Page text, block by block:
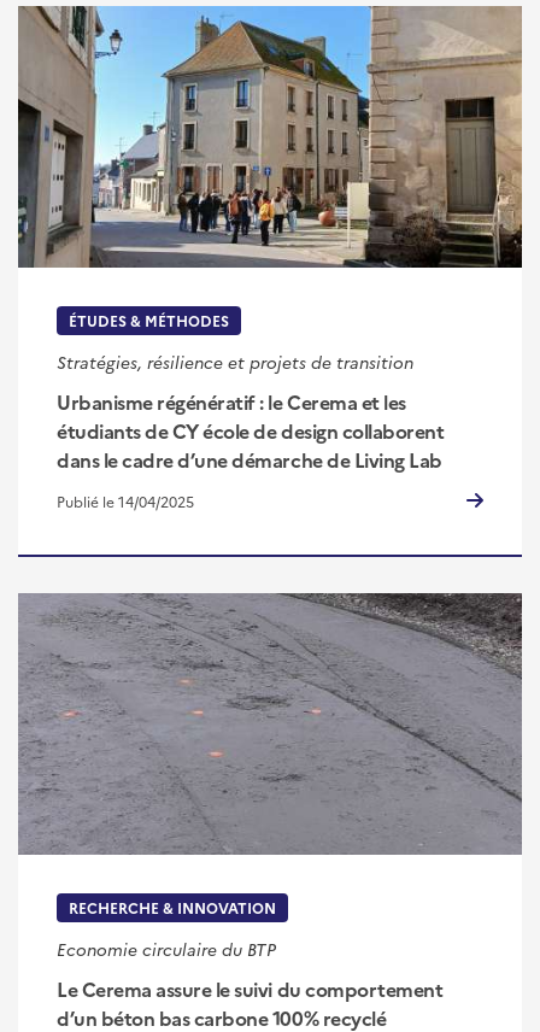
ÉTUDES & MÉTHODES
Stratégies, résilience et projets de transition
Urbanisme régénératif : le Cerema et les
étudiants de CY école de design collaborent
dans le cadre d’une démarche de Living Lab
Publié le 14/04/2025
RECHERCHE & INNOVATION
Economie circulaire du BTP
Le Cerema assure le suivi du comportement
d’un béton bas carbone 100% recyclé